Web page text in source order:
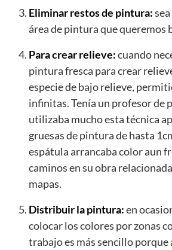
Eliminar restos de pintura:
área de pintura que queremos
Para crear relieve:cuando
pintura fresca para crear
especie de bajo relieve,
infinitas. Tenía un profesor de
utilizaba mucho esta técnica
gruesas de pintura de hasta
espátula arrancaba color aun
caminos en su obra
mapas.
Distribuir la pintura:en
colocar los colores por zonas
trabajo es más sencillo porque